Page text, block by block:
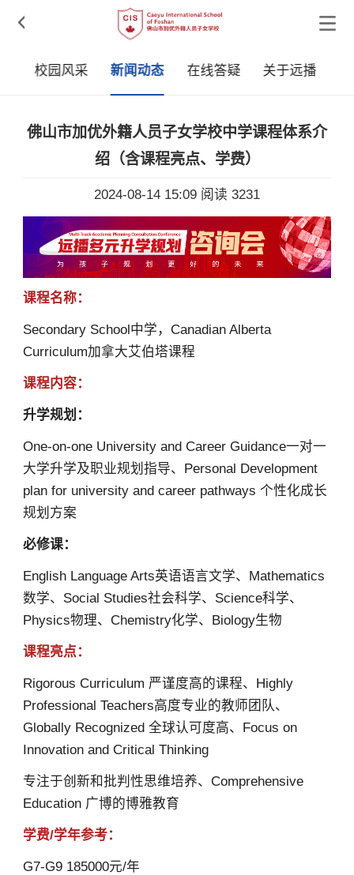

校园风采 新闻动态 在线答疑 关于远播
佛山市加优外籍人员子女学校中学课程体系介
绍（含课程亮点、学费）
2024-08-14 15:09 阅读 3231
课程名称：
Secondary School中学，Canadian Alberta
Curriculum加拿大艾伯塔课程
课程内容：
升学规划：
One-on-one University and Career Guidance一对一
大学升学及职业规划指导、Personal Development
plan for university and career pathways 个性化成长
规划方案
必修课：
English Language Arts英语语言文学、Mathematics
数学、Social Studies社会科学、Science科学、
Physics物理、Chemistry化学、Biology生物
课程亮点：
Rigorous Curriculum 严谨度高的课程、Highly
Professional Teachers高度专业的教师团队、
Globally Recognized 全球认可度高、Focus on
Innovation and Critical Thinking
专注于创新和批判性思维培养、Comprehensive
Education 广博的博雅教育
学费/学年参考：
G7-G9 185000元/年